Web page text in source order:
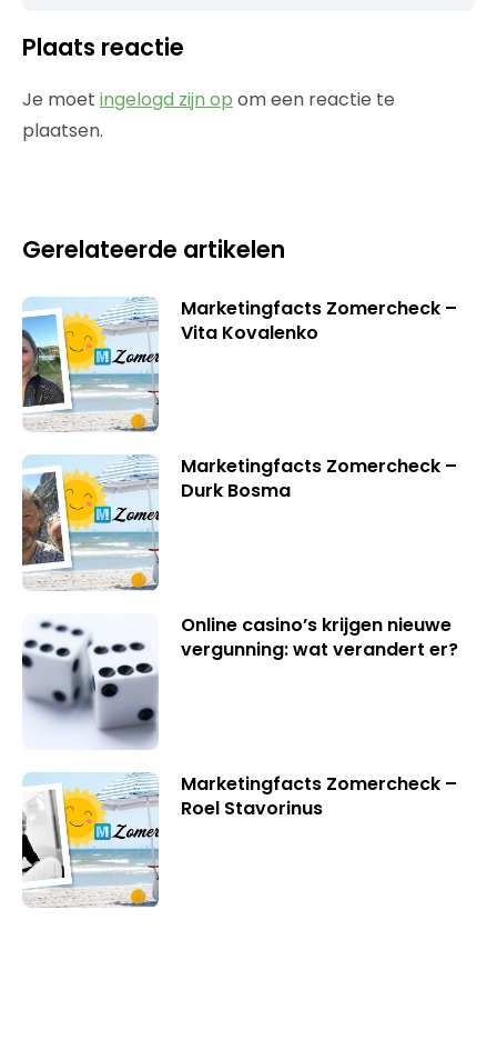
Plaats reactie
Je moet ingelogd zijn op om een reactie te
plaatsen.
Gerelateerde artikelen
Marketingfacts Zomercheck –
Vita Kovalenko
Marketingfacts Zomercheck –
Durk Bosma
Online casino’s krijgen nieuwe
vergunning: wat verandert er?
Marketingfacts Zomercheck –
Roel Stavorinus